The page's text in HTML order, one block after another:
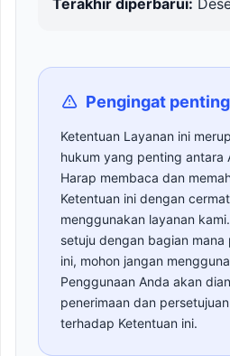
Terakhir diperbarui:
Pengingat penting
Ketentuan Layanan ini
hukum yang penting antara
Harap membaca dan
Ketentuan ini dengan
menggunakan layanan
setuju dengan bagian mana
ini, mohon jangan
Penggunaan Anda akan
penerimaan dan
terhadap Ketentuan ini.